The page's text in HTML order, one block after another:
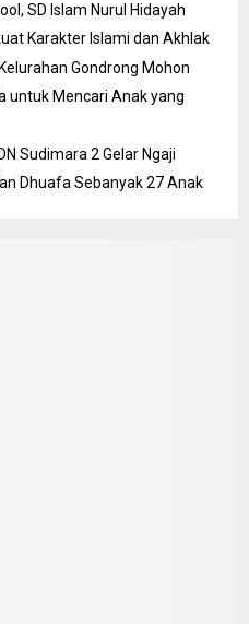
SD Islam Nurul Hidayah
Karakter Islami dan Akhlak
Gondrong Mohon
untuk Mencari Anak yang
Sudimara 2 Gelar Ngaji
Dhuafa Sebanyak 27 Anak